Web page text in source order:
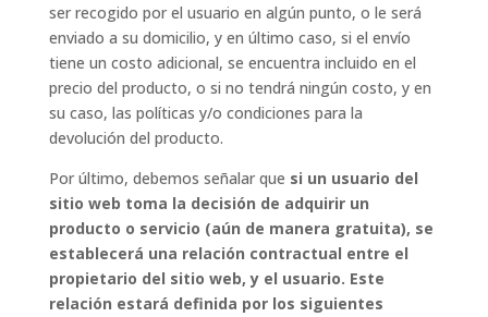
ser recogido por el usuario en algún punto, o le será
enviado a su domicilio, y en último caso, si el envío
tiene un costo adicional, se encuentra incluido en el
precio del producto, o si no tendrá ningún costo, y en
su caso, las políticas y/o condiciones para la
devolución del producto.
Por último, debemos señalar que si un usuario del
sitio web toma la decisión de adquirir un
producto o servicio (aún de manera gratuita), se
establecerá una relación contractual entre el
propietario del sitio web, y el usuario. Este
relación estará definida por los siguientes